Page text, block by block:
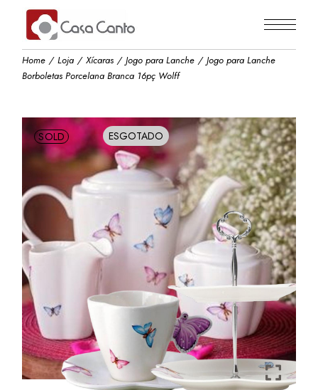
content
Home Loja Xícaras Jogo para Lanche
Jogo para Lanche
Borboletas Porcelana Branca 16pç Wolff
SOLD ESGOTADO